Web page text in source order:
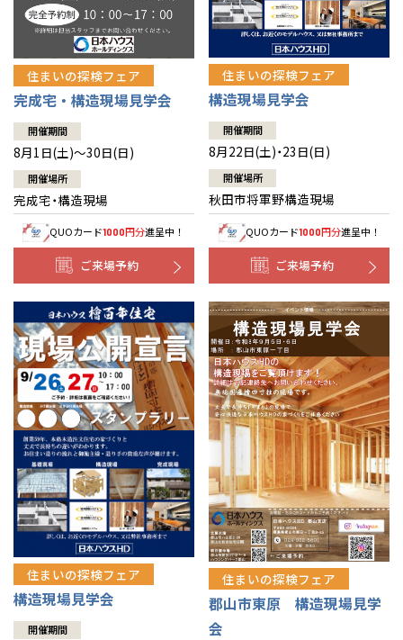
住まいの探検フェア
完成宅・構造現場見学会
開催期間
8月1日(土)～30日(日)
開催場所
完成宅・構造現場
QUOカード1000円分進呈中！
ご来場予約
住まいの探検フェア
構造現場見学会
開催期間
8月22日(土)・23日(日)
開催場所
秋田市将軍野構造現場
QUOカード1000円分進呈中！
ご来場予約
住まいの探検フェア
構造現場見学会
開催期間
住まいの探検フェア
郡山市東原 構造現場見学
会
山口
徳島
高知
鹿児島
長崎
沖縄